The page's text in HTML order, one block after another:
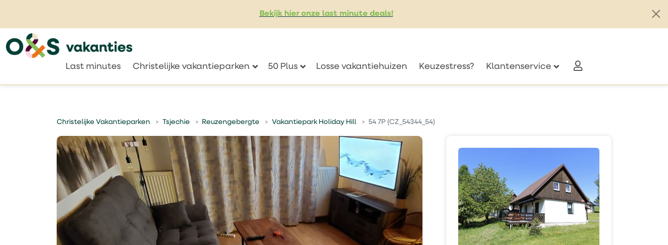
Bekijk hier onze last minute deals!
Last minutes Christelijke vakantieparken 50 Plus Losse vakantiehuizen Keuzestress? Klantenservice
Christelijke Vakantieparken Tsjechie Reuzengebergte Vakantiepark Holiday Hill 54 7P (CZ_54344_54)